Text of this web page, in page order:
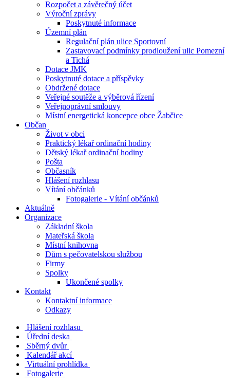
Rozpočet a závěrečný účet
Výroční zprávy
Poskytnuté informace
Územní plán
Regulační plán ulice Sportovní
Zastavovací podmínky prodloužení ulic Pomezní
a Tichá
Dotace JMK
Poskytnuté dotace a příspěvky
Obdržené dotace
Veřejné soutěže a výběrová řízení
Veřejnoprávní smlouvy
Místní energetická koncepce obce Žabčice
Občan
Život v obci
Praktický lékař ordinační hodiny
Dětský lékař ordinační hodiny
Pošta
Občasník
Hlášení rozhlasu
Vítání občánků
Fotogalerie - Vítání občánků
Aktuálně
Organizace
Základní škola
Mateřská škola
Místní knihovna
Dům s pečovatelskou službou
Firmy
Spolky
Ukončené spolky
Kontakt
Kontaktní informace
Odkazy
Hlášení rozhlasu
Úřední deska
Sběrný dvůr
Kalendář akcí
Virtuální prohlídka
Fotogalerie